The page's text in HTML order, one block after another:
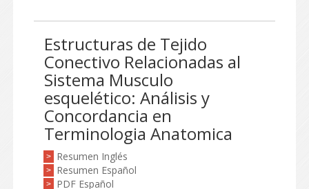
Estructuras de Tejido
Conectivo Relacionadas al
Sistema Musculo
esquelético: Análisis y
Concordancia en
Terminologia Anatomica
> Resumen Inglés
> Resumen Español
> PDF Español